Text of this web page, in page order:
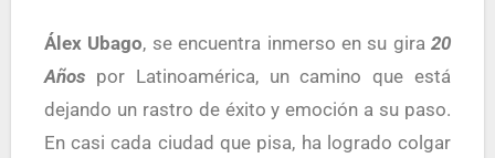
Álex Ubago, se encuentra inmerso en su gira20
Añospor Latinoamérica, un camino que está
dejando un rastro de éxito y emoción a su paso.
En casi cada ciudad que pisa, ha logrado colgar